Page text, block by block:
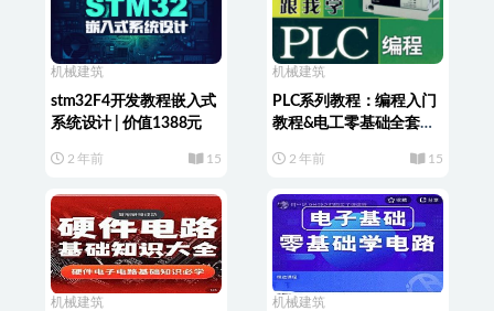
机械建筑
stm32F4开发教程嵌入式
系统设计 | 价值1388元
2 年前 15
机械建筑
PLC系列教程：编程入门
教程&电工零基础全套
籍
2 年前 15
机械建筑 机械建筑